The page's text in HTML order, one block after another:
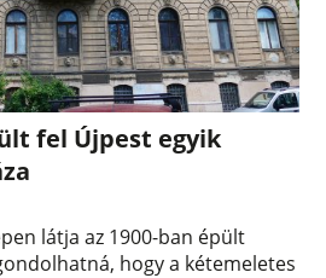
fel Újpest egyik
látja az 1900-ban épült
hogy a kétemeletes